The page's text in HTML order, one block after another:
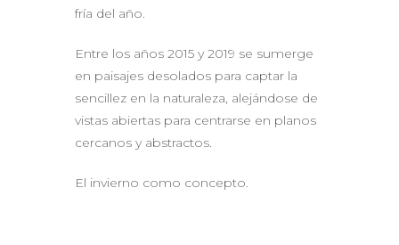
fría del año.
Entre los años 2015 y 2019 se sumerge
en paisajes desolados para captar la
sencillez en la naturaleza, alejándose de
vistas abiertas para centrarse en planos
cercanos y abstractos.
El invierno como concepto.